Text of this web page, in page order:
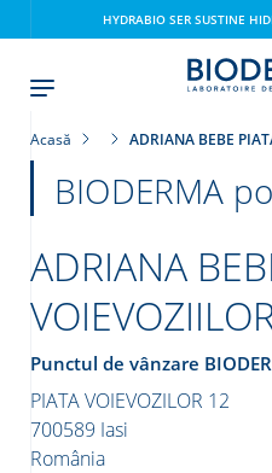
HYDRABIO SER SUSTINE
Acasă ADRIANA BEBE
BIODERMA
ADRIANA
Punctul de vânzare
PIATA VOIEVOZILOR 12
700589 Iasi
România